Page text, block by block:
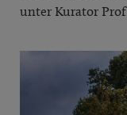
unter Kurator